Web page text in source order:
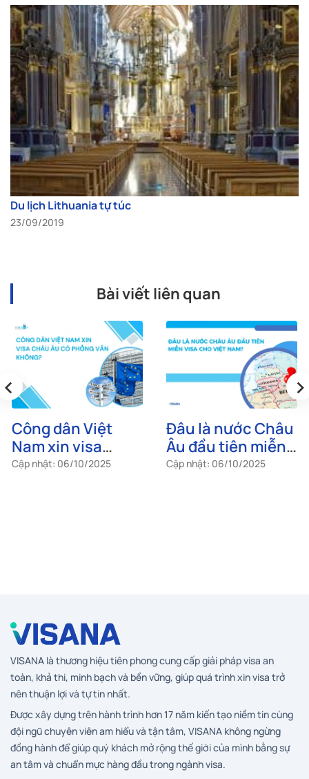
Du lịch Lithuania tự túc
23/09/2019
Bài viết liên quan
Công dân Việt
Nam xin visa
Châu Âu có phỏng
Cập nhật: 06/10/2025
Đâu là nước Châu
Âu đầu tiên miễn
visa cho Việt
Cập nhật: 06/10/2025
‹ ›
VISANA là thương hiệu tiên phong cung cấp giải pháp visa an
toàn, khả thi, minh bạch và bền vững, giúp quá trình xin visa trở
nên thuận lợi và tự tin nhất.
Được xây dựng trên hành trình hơn 17 năm kiến tạo niềm tin cùng
đội ngũ chuyên viên am hiểu và tận tâm, VISANA không ngừng
đồng hành để giúp quý khách mở rộng thế giới của mình bằng sự
an tâm và chuẩn mực hàng đầu trong ngành visa.